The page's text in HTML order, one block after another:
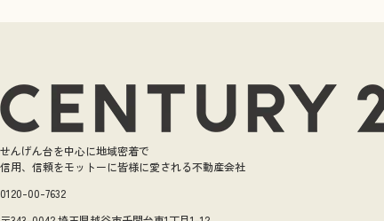
せんげん台を中心に地域密着で
信用、信頼をモットーに皆様に愛される不動産会社
0120-00-7632